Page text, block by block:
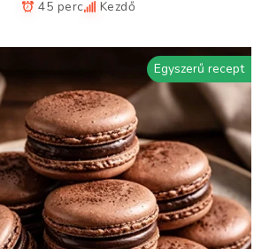
45 perc Kezdő
Egyszerű recept